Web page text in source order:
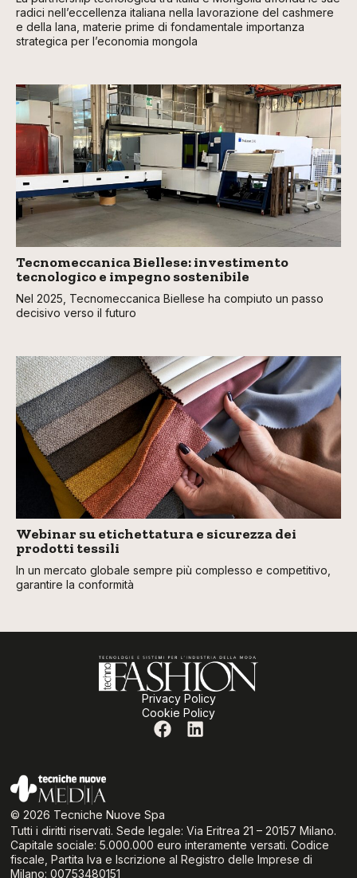
radici nell’eccellenza italiana nella lavorazione del cashmere
e della lana, materie prime di fondamentale importanza
strategica per l’economia mongola
Tecnomeccanica Biellese: investimento
tecnologico e impegno sostenibile
Nel 2025, Tecnomeccanica Biellese ha compiuto un passo
decisivo verso il futuro
Webinar su etichettatura e sicurezza dei
prodotti tessili
In un mercato globale sempre più complesso e competitivo,
garantire la conformità
Privacy Policy
Cookie Policy
© 2026 Tecniche Nuove Spa
Tutti i diritti riservati. Sede legale: Via Eritrea 21 – 20157 Milano.
Capitale sociale: 5.000.000 euro interamente versati. Codice
fiscale, Partita Iva e Iscrizione al Registro delle Imprese di
Milano: 00753480151